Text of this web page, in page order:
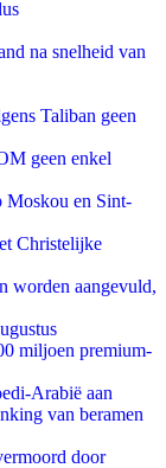
na snelheid van
Taliban geen
geen enkel
Moskou en Sint-
Christelijke
worden aangevuld,
miljoen premium-
Arabië aan
van beramen
door